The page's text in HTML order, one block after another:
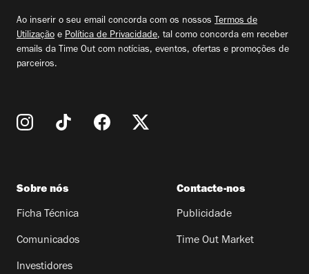
Ao inserir o seu email concorda com os nossos Termos de
Utilização e Política de Privacidade, tal como concorda em receber
emails da Time Out com notícias, eventos, ofertas e promoções de
parceiros.
Sobre nós
Ficha Técnica
Comunicados
Investidores
Contacte-nos
Publicidade
Time Out Market